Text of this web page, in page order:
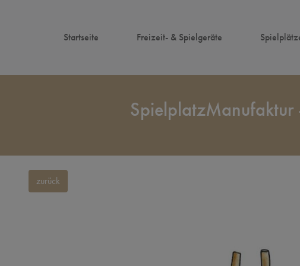
Startseite Freizeit- & Spielgeräte
zurück